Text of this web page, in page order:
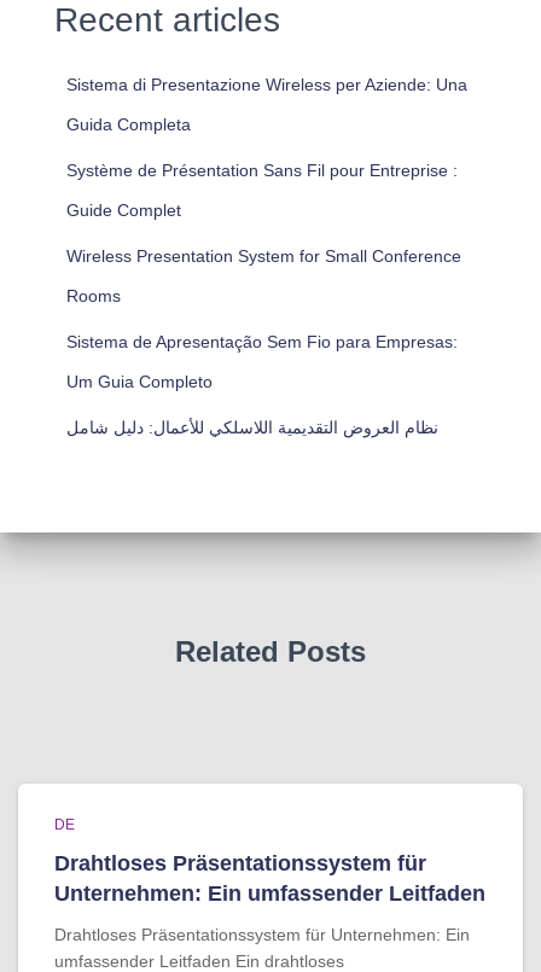
Recent articles
Sistema di Presentazione Wireless per Aziende: Una
Guida Completa
Système de Présentation Sans Fil pour Entreprise :
Guide Complet
Wireless Presentation System for Small Conference
Rooms
Sistema de Apresentação Sem Fio para Empresas:
Um Guia Completo
نظام العروض التقديمية اللاسلكي للأعمال: دليل شامل
Related Posts
DE
Drahtloses Präsentationssystem für
Unternehmen: Ein umfassender Leitfaden
Drahtloses Präsentationssystem für Unternehmen: Ein
umfassender Leitfaden Ein drahtloses